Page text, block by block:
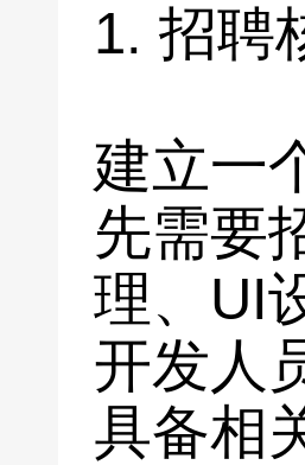
1. 招聘
建立一
先需要
理、UI
开发人
具备相